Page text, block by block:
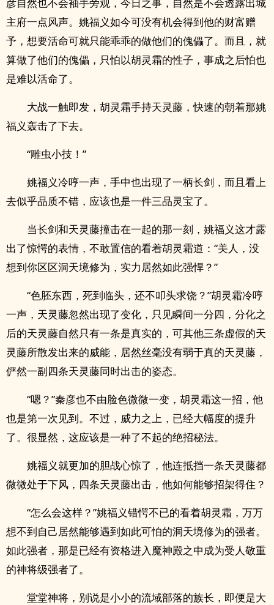
主府一点风声。姚福义如今可没有机会得到他的财富赠
予，想要活命可就只能乖乖的做他们的傀儡了。而且，就
算做了他们的傀儡，只怕以胡灵霜的性子，事成之后怕也
是难以活命了。
大战一触即发，胡灵霜手持天灵藤，快速的朝着那姚
福义轰击了下去。
“雕虫小技！”
姚福义冷哼一声，手中也出现了一柄长剑，而且看上
去似乎品质不错，应该也是一件三品灵宝了。
当长剑和天灵藤撞击在一起的那一刻，姚福义这才露
出了惊愕的表情，不敢置信的看着胡灵霜道：“美人，没
想到你区区洞天境修为，实力居然如此强悍？”
“色胚东西，死到临头，还不叩头求饶？”胡灵霜冷哼
一声，天灵藤忽然出现了变化，只见瞬间一分四，分化之
后的天灵藤自然只有一条是真实的，可其他三条虚假的天
灵藤所散发出来的威能，居然丝毫没有弱于真的天灵藤，
俨然一副四条天灵藤同时出击的姿态。
“嗯？”秦彦也不由脸色微微一变，胡灵霜这一招，他
也是第一次见到。不过，威力之上，已经大幅度的提升
了。很显然，这应该是一种了不起的绝招秘法。
姚福义就更加的胆战心惊了，他连抵挡一条天灵藤都
微微处于下风，四条天灵藤出击，他如何能够招架得住？
“怎么会这样？”姚福义错愕不已的看着胡灵霜，万万
想不到自己居然能够遇到如此可怕的洞天境修为的强者。
如此强者，那是已经有资格进入魔神殿之中成为受人敬重
的神将级强者了。
堂堂神将，别说是小小的流域部落的族长，即便是大